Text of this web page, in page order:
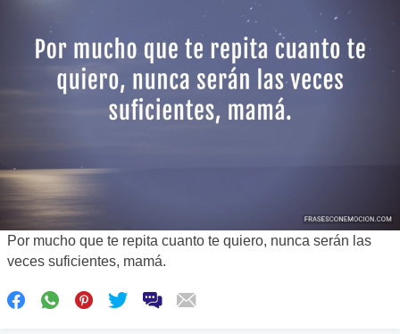
Por mucho que te repita cuanto te quiero, nunca serán las
veces suficientes, mamá.